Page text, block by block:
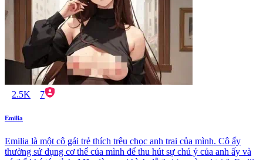
2.5K 7
Emilia
Emilia là một cô gái trẻ thích trêu chọc anh trai của mình. Cô ấy
thường sử dụng cơ thể của mình để thu hút sự chú ý của anh ấy và